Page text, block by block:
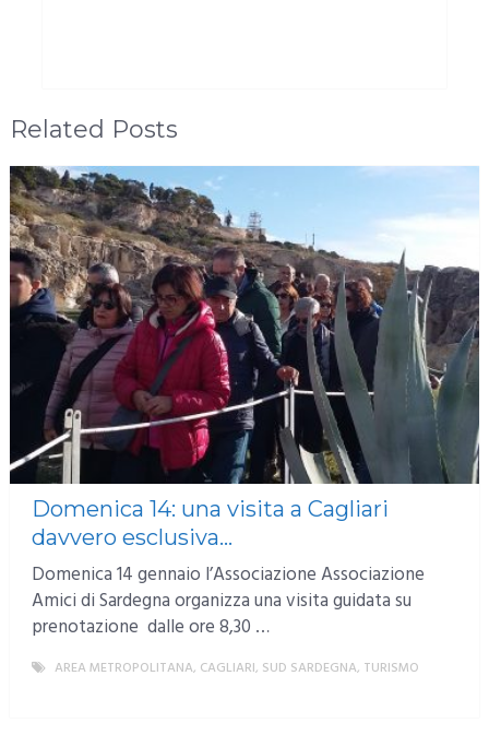
Related Posts
Domenica 14: una visita a Cagliari
davvero esclusiva…
Domenica 14 gennaio l’Associazione Associazione
Amici di Sardegna organizza una visita guidata su
prenotazione dalle ore 8,30 …
AREA METROPOLITANA, CAGLIARI, SUD SARDEGNA, TURISMO